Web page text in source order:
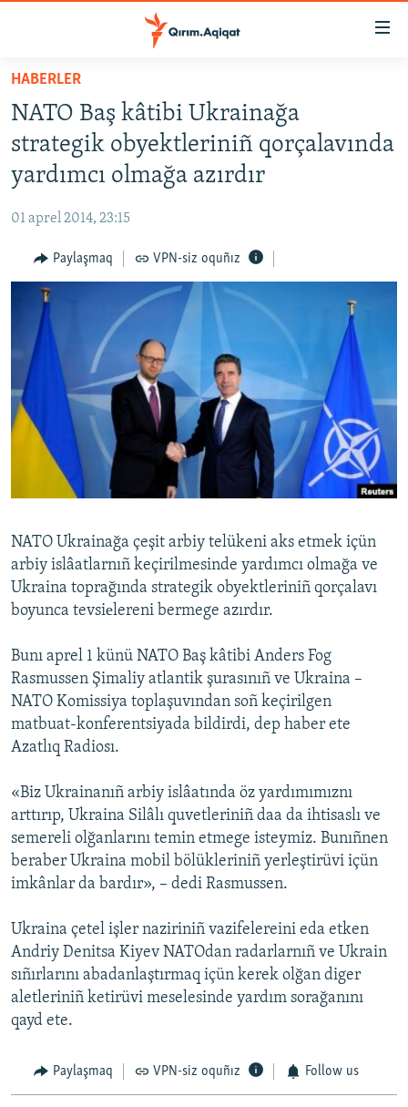
Esas
qaytmaq
Baş
navigatsiyağa
qaytmaq
Qıdıruvğa
qaytmaq
İQTİSADİYAT
MEDENİYET
İNSAN AQLARI
VİDEO
SÜRET
BLOGLAR
FİKİR
Русский
Українською
RFE/RS bütün saytları
HABERLER
NATO Baş kâtibi Ukrainağa
strategik obyektleriniñ qorçalavında
yardımcı olmağa azırdır
01 aprel 2014, 23:15
Paylaşmaq VPN-siz oquñız
NATO Ukrainağa çeşit arbiy telükeni aks etmek içün
arbiy islâatlarnıñ keçirilmesinde yardımcı olmağa ve
Ukraina toprağında strategik obyektleriniñ qorçalavı
boyunca tevsiеlereni bermege azırdır.
Bunı aprel 1 künü NATO Baş kâtibi Anders Fog
Rasmussen Şimaliy atlantik şurasınıñ ve Ukraina –
NATO Komissiya toplaşuvından soñ keçirilgen
matbuat-konferentsiyada bildirdi, dep haber ete
Azatlıq Radiosı.
«Biz Ukrainanıñ arbiy islâatında öz yardımımıznı
arttırıp, Ukraina Silâlı quvetleriniñ daa da ihtisaslı ve
semereli olğanlarını temin etmege isteymiz. Bunıñnen
beraber Ukraina mobil bölükleriniñ yerleştirüvi içün
imkânlar da bardır», – dedi Rasmussen.
Ukraina çetel işler naziriniñ vazifelereini eda etken
Andriy Denitsa Kiyev NATOdan radarlarnıñ ve Ukrain
sıñırlarını abadanlaştırmaq içün kerek olğan diger
aletleriniñ ketirüvi meselesinde yardım sorağanını
qayd ete.
Paylaşmaq VPN-siz oquñız Follow us